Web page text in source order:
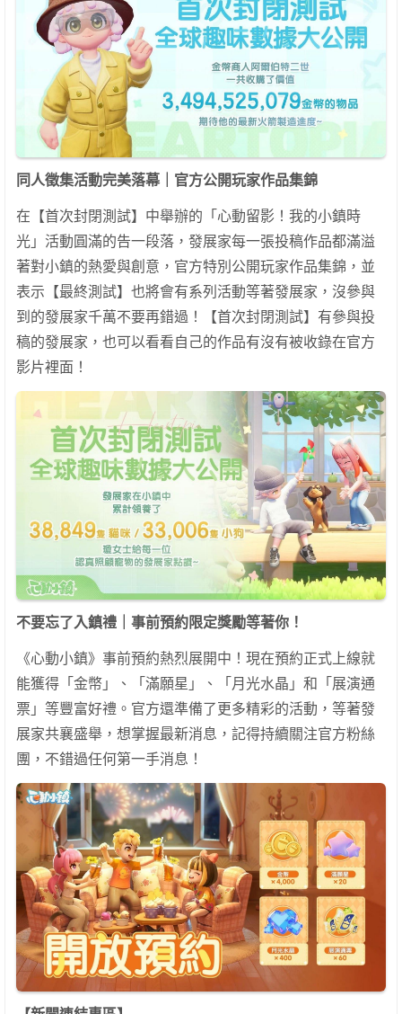
同人徵集活動完美落幕｜官方公開玩家作品集錦
在【首次封閉測試】中舉辦的「心動留影！我的小鎮時
光」活動圓滿的告一段落，發展家每一張投稿作品都滿溢
著對小鎮的熱愛與創意，官方特別公開玩家作品集錦，並
表示【最終測試】也將會有系列活動等著發展家，沒參與
到的發展家千萬不要再錯過！【首次封閉測試】有參與投
稿的發展家，也可以看看自己的作品有沒有被收錄在官方
影片裡面！
不要忘了入鎮禮｜事前預約限定獎勵等著你！
《心動小鎮》事前預約熱烈展開中！現在預約正式上線就
能獲得「金幣」、「滿願星」、「月光水晶」和「展演通
票」等豐富好禮。官方還準備了更多精彩的活動，等著發
展家共襄盛舉，想掌握最新消息，記得持續關注官方粉絲
團，不錯過任何第一手消息！